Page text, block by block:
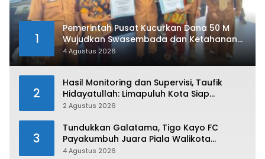
1
Pemerintah Pusat Kucurkan Dana 50 M
Wujudkan Swasembada dan Ketahanan
Pangan di Kabupaten 50 Kota
4 Agustus 2026
2
Hasil Monitoring dan Supervisi, Taufik
Hidayatullah: Limapuluh Kota Siap
Kirimkan Atlet Terbaiknya Pada Porprov
2 Agustus 2026
3
Tundukkan Galatama, Tigo Kayo FC
Payakumbuh Juara Piala Walikota
Payakumbuh 2026
4 Agustus 2026